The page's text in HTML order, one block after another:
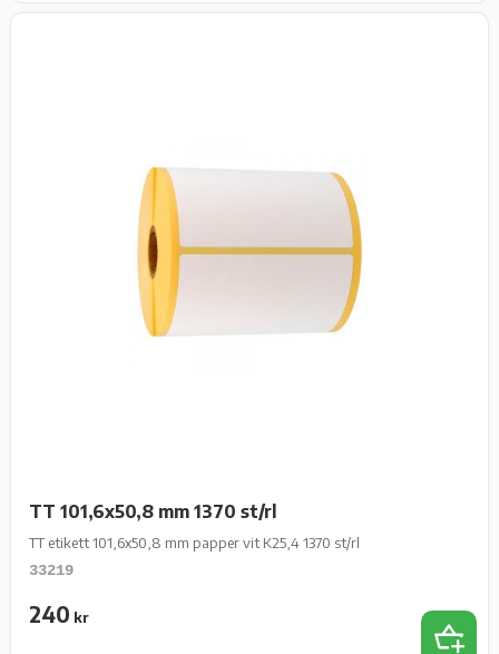
TT 101,6x50,8 mm 1370 st/rl
TT etikett 101,6x50,8 mm papper vit K25,4 1370 st/rl
33219
240 kr